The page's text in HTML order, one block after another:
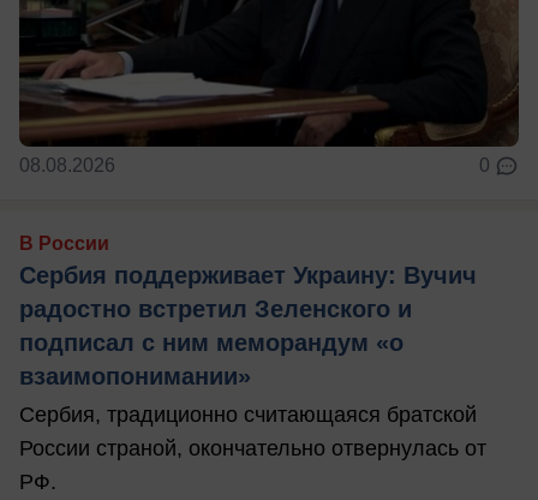
08.08.2026 0
В России
Сербия поддерживает Украину: Вучич
радостно встретил Зеленского и
подписал с ним меморандум «о
взаимопонимании»
Сербия, традиционно считающаяся братской
России страной, окончательно отвернулась от
РФ.